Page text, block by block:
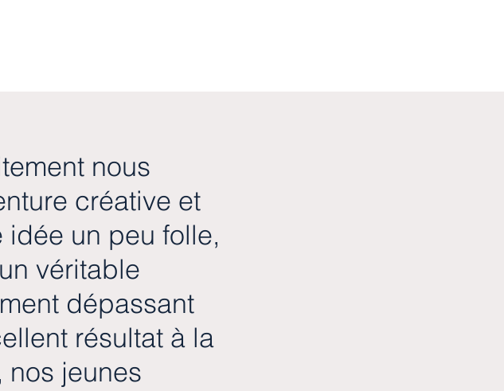
nous
créative et
idée un peu folle,
véritable
dépassant
résultat à la
nos jeunes